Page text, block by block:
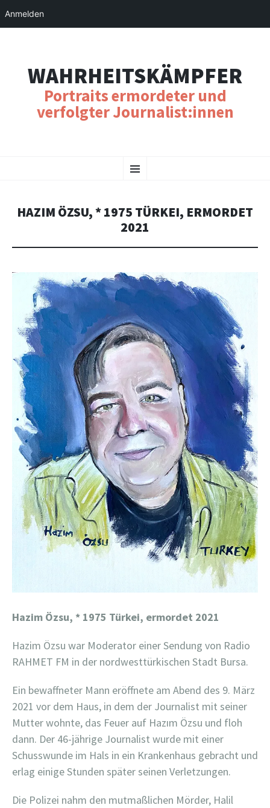
WAHRHEITSKÄMPFER
Portraits ermordeter und
verfolgter Journalist:innen
Menu
TO
HAZIM ÖZSU, * 1975 TÜRKEI, ERMORDET
2021
Hazim Özsu, * 1975 Türkei, ermordet 2021
Hazim Özsu war Moderator einer Sendung von Radio
RAHMET FM in der nordwesttürkischen Stadt Bursa.
Ein bewaffneter Mann eröffnete am Abend des 9. März
2021 vor dem Haus, in dem der Journalist mit seiner
Mutter wohnte, das Feuer auf Hazım Özsu und floh
dann. Der 46-jährige Journalist wurde mit einer
Schusswunde im Hals in ein Krankenhaus gebracht und
erlag einige Stunden später seinen Verletzungen.
Die Polizei nahm den mutmaßlichen Mörder, Halil
Anmelden